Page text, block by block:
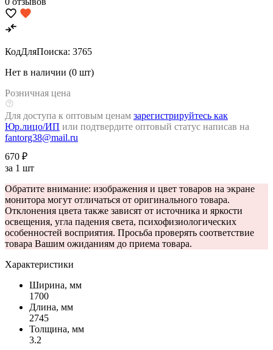
КодДляПоиска: 3765
Нет в наличии (0 шт)
Розничная цена
Для доступа к оптовым ценам зарегистрируйтесь как
Юр.лицо/ИП или подтвердите оптовый статус написав на
fantorg38@mail.ru
670 ₽
за 1 шт
Обратите внимание: изображения и цвет товаров на экране
монитора могут отличаться от оригинального товара.
Отклонения цвета также зависят от источника и яркости
освещения, угла падения света, психофизиологических
особенностей восприятия. Просьба проверять соответствие
товара Вашим ожиданиям до приема товара.
Характеристики
Ширина, мм
1700
Длина, мм
2745
Толщина, мм
3.2